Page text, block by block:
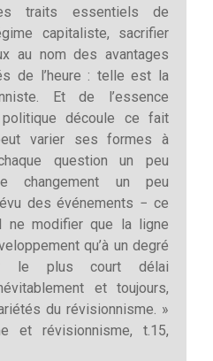
traits essentiels de
capitaliste, sacrifier
au nom des avantages
de l’heure : telle est la
Et de l’essence
découle ce fait
varier ses formes à
question un peu
changement un peu
des événements − ce
ne modifier que la ligne
qu’à un degré
le plus court délai
et toujours,
du révisionnisme. »
et révisionnisme, t.15,